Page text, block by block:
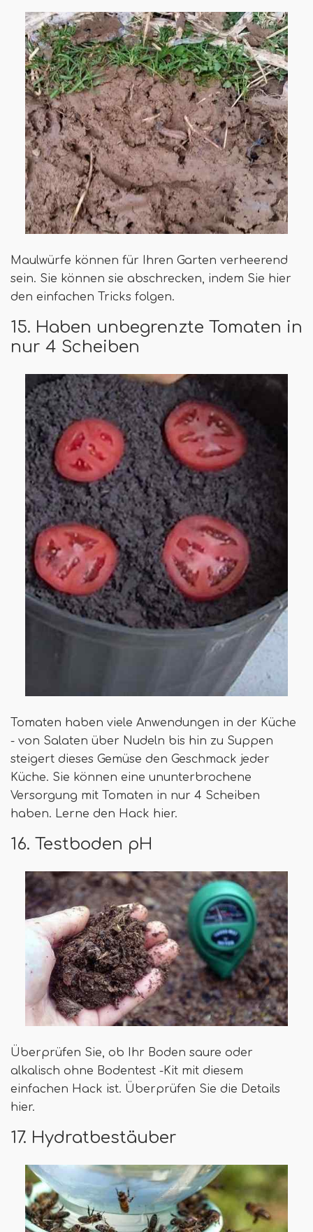
Maulwürfe können für Ihren Garten verheerend
sein. Sie können sie abschrecken, indem Sie hier
den einfachen Tricks folgen.
15. Haben unbegrenzte Tomaten in
nur 4 Scheiben
Tomaten haben viele Anwendungen in der Küche
- von Salaten über Nudeln bis hin zu Suppen
steigert dieses Gemüse den Geschmack jeder
Küche. Sie können eine ununterbrochene
Versorgung mit Tomaten in nur 4 Scheiben
haben. Lerne den Hack hier.
16. Testboden pH
Überprüfen Sie, ob Ihr Boden saure oder
alkalisch ohne Bodentest -Kit mit diesem
einfachen Hack ist. Überprüfen Sie die Details
hier.
17. Hydratbestäuber